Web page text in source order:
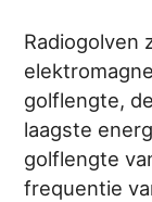
Radiogolven
golflengte,
laagste
golflengte
frequentie